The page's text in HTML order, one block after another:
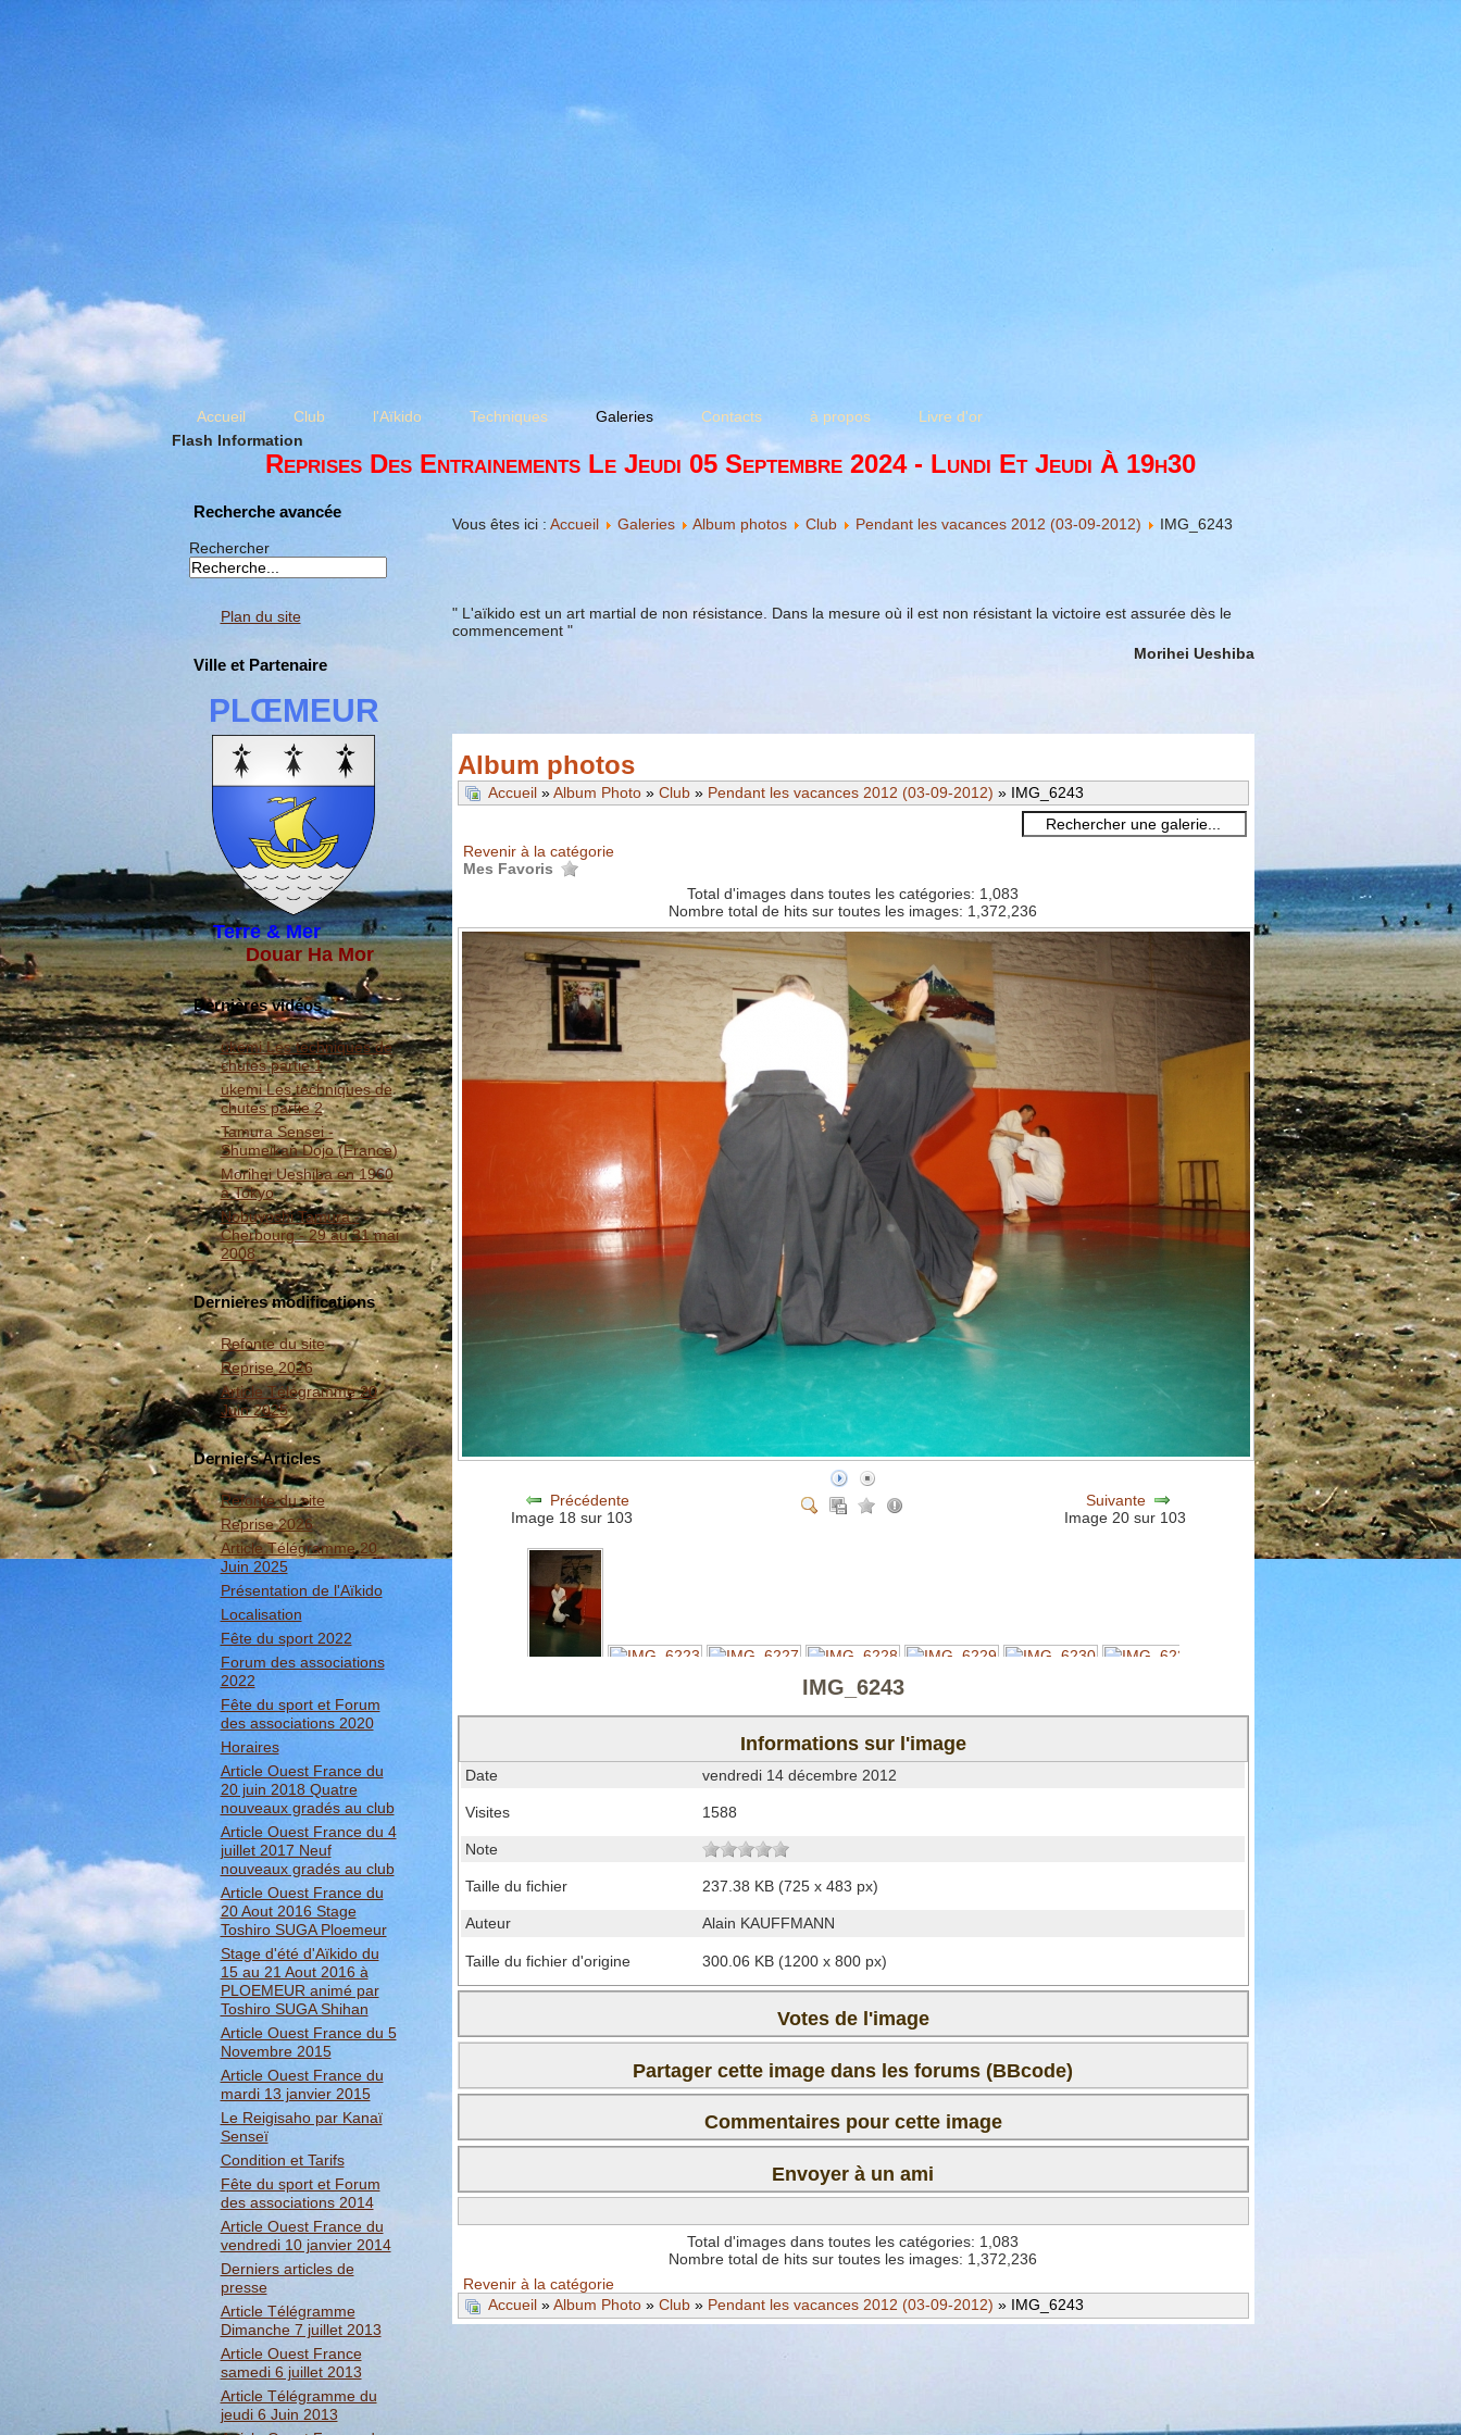
Accueil Club l'Aïkido Techniques Galeries Contacts à propos
Livre d'or
Flash Information
Reprises Des Entrainements Le Jeudi 05 Septembre 2024 - Lundi Et Jeudi À 19h30
Recherche avancée
Rechercher
Plan du site
Ville et Partenaire
PLŒMEUR
Terre & Mer
Douar Ha Mor
Dernières vidéos
ukemi Les techniques de
chutes partie 1
ukemi Les techniques de
chutes partie 2
Tamura Sensei -
Shumeikan Dojo (France)
Morihei Ueshiba en 1960
à Tokyo
Nobuyoshi Tamura -
Cherbourg - 29 au 31 mai
2008
Dernieres modifications
Refonte du site
Reprise 2026
Article Télégramme 20
Juin 2025
Derniers Articles
Refonte du site
Reprise 2026
Article Télégramme 20
Juin 2025
Présentation de l'Aïkido
Localisation
Fête du sport 2022
Forum des associations
2022
Fête du sport et Forum
des associations 2020
Horaires
Article Ouest France du
20 juin 2018 Quatre
nouveaux gradés au club
Article Ouest France du 4
juillet 2017 Neuf
nouveaux gradés au club
Article Ouest France du
20 Aout 2016 Stage
Toshiro SUGA Ploemeur
Stage d'été d'Aïkido du
15 au 21 Aout 2016 à
PLOEMEUR animé par
Toshiro SUGA Shihan
Article Ouest France du 5
Novembre 2015
Article Ouest France du
mardi 13 janvier 2015
Le Reigisaho par Kanaï
Senseï
Condition et Tarifs
Fête du sport et Forum
des associations 2014
Article Ouest France du
vendredi 10 janvier 2014
Derniers articles de
presse
Article Télégramme
Dimanche 7 juillet 2013
Article Ouest France
samedi 6 juillet 2013
Article Télégramme du
jeudi 6 Juin 2013
Vous êtes ici : Accueil Galeries Album photos Club Pendant les vacances 2012 (03-09-2012) IMG_6243
" L'aïkido est un art martial de non résistance. Dans la mesure où il est non résistant la victoire est assurée dès le
commencement "
Morihei Ueshiba
Album photos
Accueil»Album Photo» Club» Pendant les vacances 2012 (03-09-2012) » IMG_6243
Revenir à la catégorie
Mes Favoris
Total d'images dans toutes les catégories: 1,083
Nombre total de hits sur toutes les images: 1,372,236
Précédente
Image 18 sur 103
Suivante
Image 20 sur 103
IMG_6243
Informations sur l'image
Date vendredi 14 décembre 2012
Visites 1588
Note
Taille du fichier 237.38 KB (725 x 483 px)
Auteur Alain KAUFFMANN
Taille du fichier d'origine 300.06 KB (1200 x 800 px)
Votes de l'image
Partager cette image dans les forums (BBcode)
Commentaires pour cette image
Il n'y a pas encore de commentaire pour cette image. Postez le premier commentaire !
Envoyer à un ami
Total d'images dans toutes les catégories: 1,083
Nombre total de hits sur toutes les images: 1,372,236
Revenir à la catégorie
Accueil»Album Photo» Club» Pendant les vacances 2012 (03-09-2012) » IMG_6243